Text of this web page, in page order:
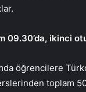
09.30’da, ikinci
öğrencilere
toplam